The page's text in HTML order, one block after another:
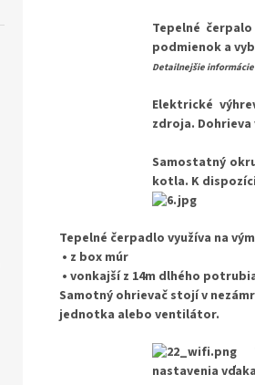
Tepelné čerpalo
podmienok a
Detailnejšie
Elektrické
zdroja.
Samostatný
kotla. K
Tepelné čerpadlo využíva na
• z box múr
• vonkajší z 14m dlhého
Samotný ohrievač stojí v
jednotka alebo ventilátor.
nastavenia